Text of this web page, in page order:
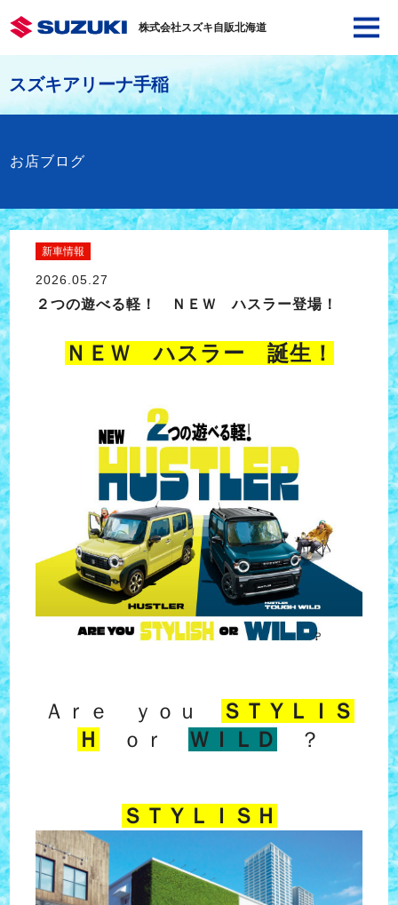
株式会社スズキ自販北海道
スズキアリーナ手稲
お店ブログ
新車情報
2026.05.27
２つの遊べる軽！ ＮＥＷ ハスラー登場！
ＮＥＷ ハスラー 誕生！
Ａｒｅ ｙｏｕ
ＳＴＹＬＩＳ
Ｈ
ｏｒ ＷＩＬＤ ？
ＳＴＹＬＩＳＨ